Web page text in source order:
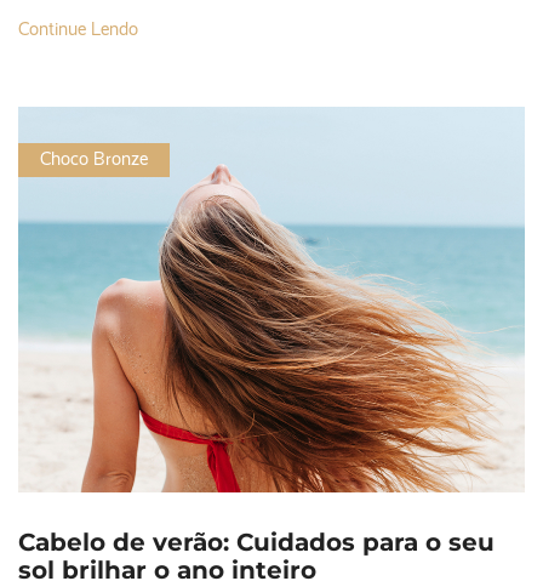
Continue Lendo
Choco Bronze
Cabelo de verão: Cuidados para o seu
sol brilhar o ano inteiro